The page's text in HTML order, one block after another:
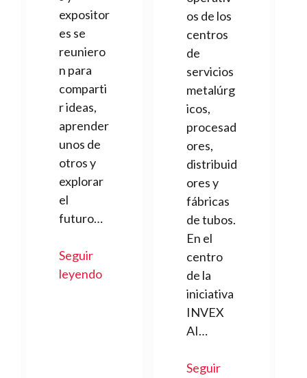
expositor
es se
reuniero
n para
comparti
r ideas,
aprender
unos de
otros y
explorar
el
futuro…
Seguir
leyendo
os de los
centros
de
servicios
metalúrg
icos,
procesad
ores,
distribuid
ores y
fábricas
de tubos.
En el
centro
de la
iniciativa
INVEX
AI…
Seguir